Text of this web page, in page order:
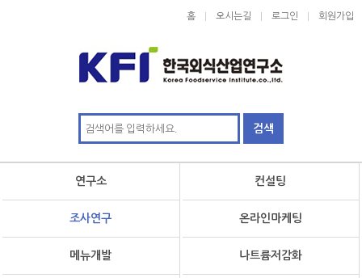
홈 오시는길 로그인 회원가입
연구소 컨설팅
조사연구 온라인마케팅
메뉴개발 나트륨저감화